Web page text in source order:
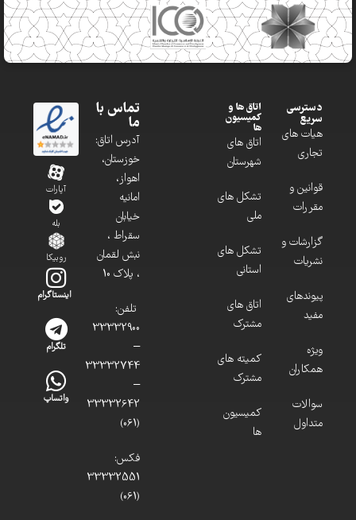
دسترسی
سریع
هیات های
تجاری
قوانین و
مقررات
گزارشات و
نشریات
پیوندهای
مفید
ویژه
همکاران
سوالات
متداول
اتاق ها و
کمیسیون
ها
اتاق های
شهرستان
تشکل های
ملی
تشکل های
استانی
اتاق های
مشترک
کمیته های
مشترک
کمیسیون
ها
تماس با
ما
آدرس اتاق:
خوزستان،
اهواز،
امانیه
خیابان
سقراط ،
نبش لقمان
، پلاک 10
تلفن:
33332900
–
33332744
–
33332642
(061)
فکس:
33332551
(061)
آپارات
بله
روبیکا
اینستاگرام
تلگرام
واتساپ